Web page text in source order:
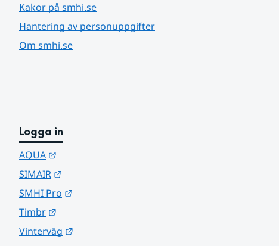
Kakor på smhi.se
Hantering av personuppgifter
Om smhi.se
Logga in
AQUA
SIMAIR
SMHI Pro
Timbr
Vinterväg